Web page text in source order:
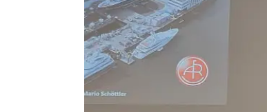
HISTORIE
VOR ORT
LANDESVERBAND
SÜDWEST
WEST